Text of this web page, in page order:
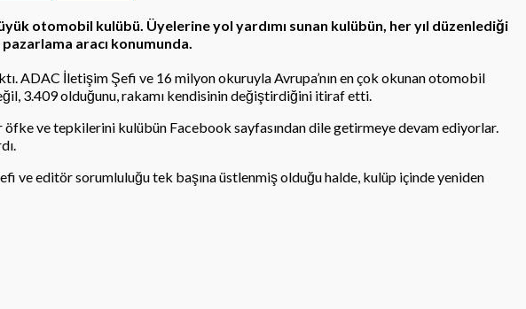
otomobil kulübü. Üyelerine yol yardımı sunan kulübün, her yıl düzenlediği
aracı konumunda.
ADAC İletişim Şefi ve 16 milyon okuruyla Avrupa’nın en çok okunan otomobil
3.409 olduğunu, rakamı kendisinin değiştirdiğini itiraf etti.
ve tepkilerini kulübün Facebook sayfasından dile getirmeye devam ediyorlar.
ve editör sorumluluğu tek başına üstlenmiş olduğu halde, kulüp içinde yeniden